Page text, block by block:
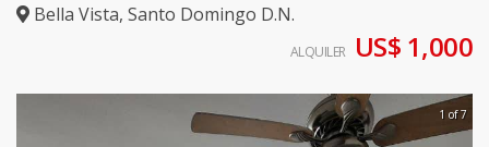
Bella Vista, Santo Domingo D.N.
ALQUILER US$ 1,000
1 of 7